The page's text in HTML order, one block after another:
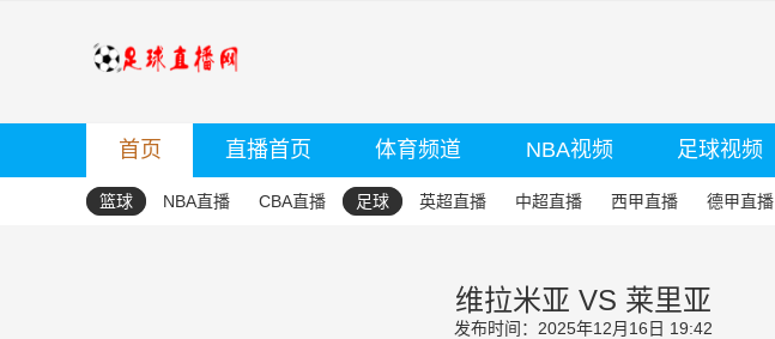
首页 直播首页 体育频道 NBA视频 足球视频
篮球 NBA直播 CBA直播 足球 英超直播 中超直播 西甲直播 德甲直播
维拉米亚 VS 莱里亚
发布时间：2025年12月16日 19:42